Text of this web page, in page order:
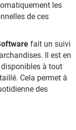
les
de ces
fait un suivi
Il est en
à tout
Cela permet à
des